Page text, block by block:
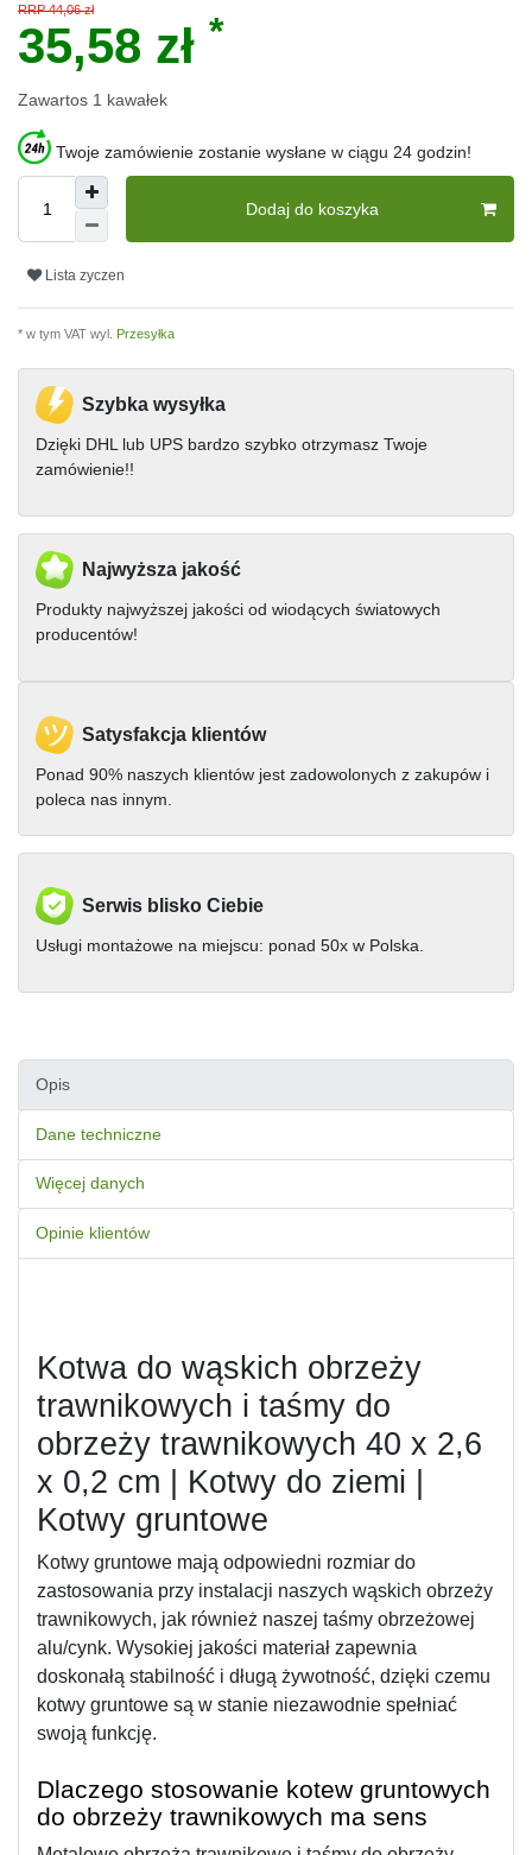
RRP 44,06 zł
35,58 zł *
Zawartos 1 kawałek
Twoje zamówienie zostanie wysłane w ciągu 24 godzin!
Dodaj do koszyka
Lista zyczen
* w tym VAT wyl. Przesyłka
Szybka wysyłka
Dzięki DHL lub UPS bardzo szybko otrzymasz Twoje
zamówienie!!
Najwyższa jakość
Produkty najwyższej jakości od wiodących światowych
producentów!
Satysfakcja klientów
Ponad 90% naszych klientów jest zadowolonych z zakupów i
poleca nas innym.
Serwis blisko Ciebie
Usługi montażowe na miejscu: ponad 50x w Polska.
Opis
Dane techniczne
Więcej danych
Opinie klientów
Kotwa do wąskich obrzeży
trawnikowych i taśmy do
obrzeży trawnikowych 40 x 2,6
x 0,2 cm | Kotwy do ziemi |
Kotwy gruntowe
Kotwy gruntowe mają odpowiedni rozmiar do
zastosowania przy instalacji naszych wąskich obrzeży
trawnikowych, jak również naszej taśmy obrzeżowej
alu/cynk. Wysokiej jakości materiał zapewnia
doskonałą stabilność i długą żywotność, dzięki czemu
kotwy gruntowe są w stanie niezawodnie spełniać
swoją funkcję.
Dlaczego stosowanie kotew gruntowych
do obrzeży trawnikowych ma sens